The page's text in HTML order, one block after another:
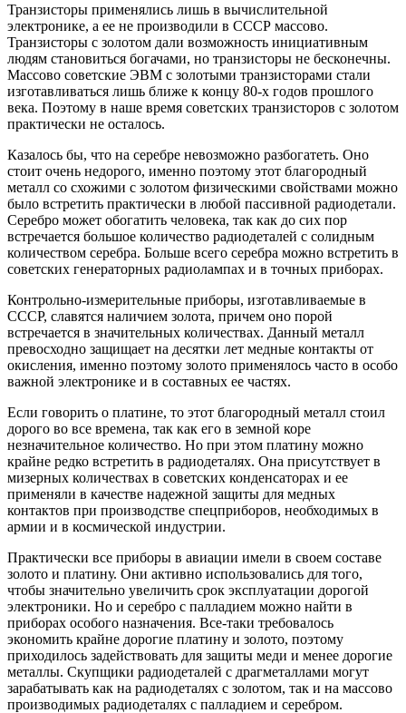
Транзисторы применялись лишь в вычислительной
электронике, а ее не производили в СССР массово.
Транзисторы с золотом дали возможность инициативным
людям становиться богачами, но транзисторы не бесконечны.
Массово советские ЭВМ с золотыми транзисторами стали
изготавливаться лишь ближе к концу 80-х годов прошлого
века. Поэтому в наше время советских транзисторов с золотом
практически не осталось.
Казалось бы, что на серебре невозможно разбогатеть. Оно
стоит очень недорого, именно поэтому этот благородный
металл со схожими с золотом физическими свойствами можно
было встретить практически в любой пассивной радиодетали.
Серебро может обогатить человека, так как до сих пор
встречается большое количество радиодеталей с солидным
количеством серебра. Больше всего серебра можно встретить в
советских генераторных радиолампах и в точных приборах.
Контрольно-измерительные приборы, изготавливаемые в
СССР, славятся наличием золота, причем оно порой
встречается в значительных количествах. Данный металл
превосходно защищает на десятки лет медные контакты от
окисления, именно поэтому золото применялось часто в особо
важной электронике и в составных ее частях.
Если говорить о платине, то этот благородный металл стоил
дорого во все времена, так как его в земной коре
незначительное количество. Но при этом платину можно
крайне редко встретить в радиодеталях. Она присутствует в
мизерных количествах в советских конденсаторах и ее
применяли в качестве надежной защиты для медных
контактов при производстве спецприборов, необходимых в
армии и в космической индустрии.
Практически все приборы в авиации имели в своем составе
золото и платину. Они активно использовались для того,
чтобы значительно увеличить срок эксплуатации дорогой
электроники. Но и серебро с палладием можно найти в
приборах особого назначения. Все-таки требовалось
экономить крайне дорогие платину и золото, поэтому
приходилось задействовать для защиты меди и менее дорогие
металлы. Скупщики радиодеталей с драгметаллами могут
зарабатывать как на радиодеталях с золотом, так и на массово
производимых радиодеталях с палладием и серебром.